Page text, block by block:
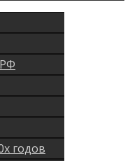
годов